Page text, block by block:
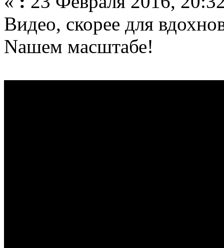
Видео, скорее для
Nашем масштабе!